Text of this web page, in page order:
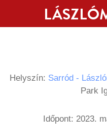
Helyszín: Sarród -
Park
Időpont: 2023.